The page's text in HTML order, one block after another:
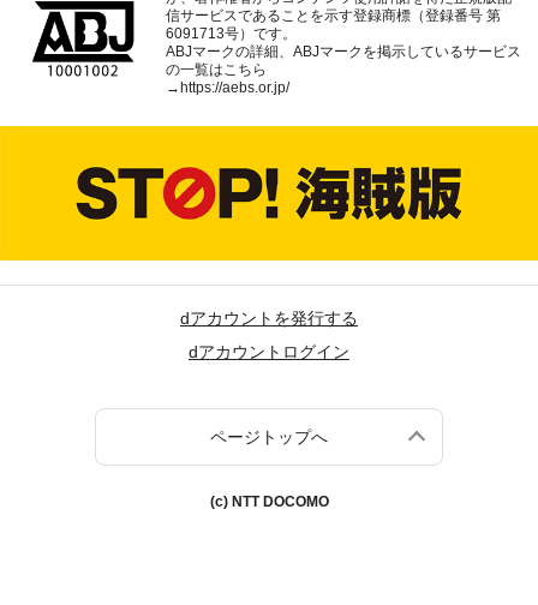
信サービスであることを示す登録商標（登録番号 第
6091713号）です。
ABJマークの詳細、ABJマークを掲示しているサービス
の一覧はこちら
→https://aebs.or.jp/
dアカウントを発行する
dアカウントログイン
ページトップへ
(c) NTT DOCOMO